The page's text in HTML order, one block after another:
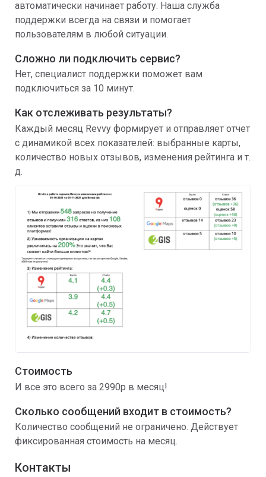
автоматически начинает работу. Наша служба
поддержки всегда на связи и помогает
пользователям в любой ситуации.
Сложно ли подключить сервис?
Нет, специалист поддержки поможет вам
подключиться за 10 минут.
Как отслеживать результаты?
Каждый месяц Revvy формирует и отправляет отчет
с динамикой всех показателей: выбранные карты,
количество новых отзывов, изменения рейтинга и т.
д.
Стоимость
И все это всего за 2990р в месяц!
Сколько сообщений входит в стоимость?
Количество сообщений не ограничено. Действует
фиксированная стоимость на месяц.
Контакты